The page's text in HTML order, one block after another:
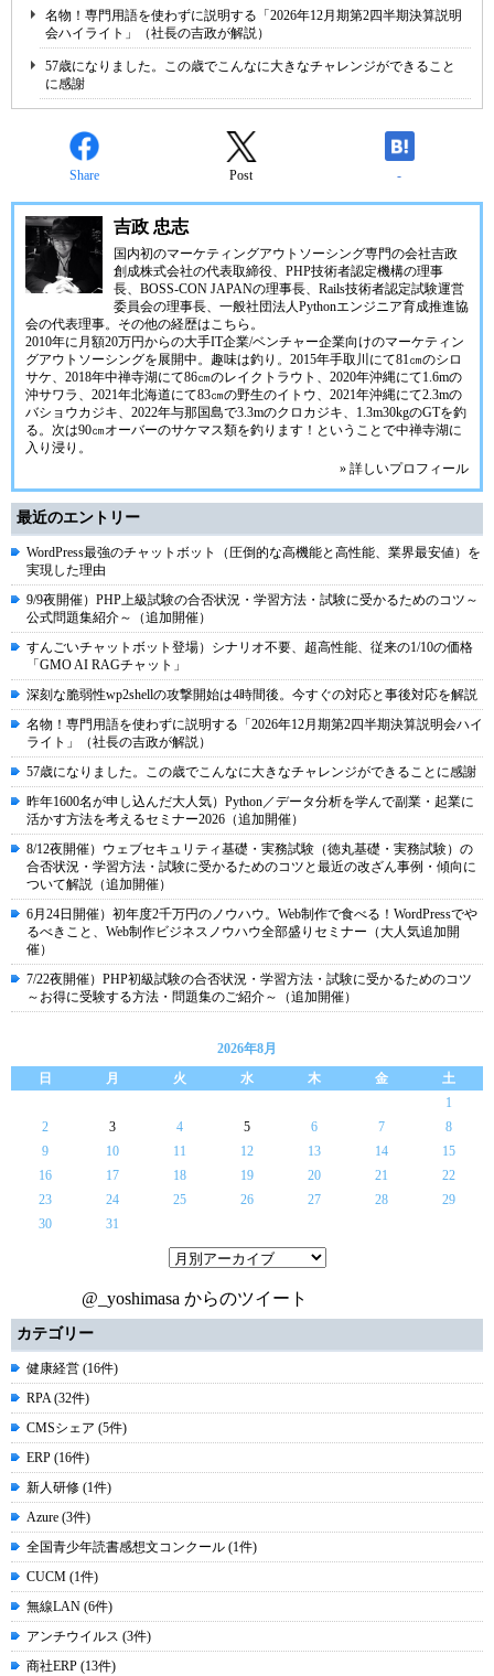
名物！専門用語を使わずに説明する「2026年12月期第2四半期決算説明
会ハイライト」（社長の吉政が解説）
57歳になりました。この歳でこんなに大きなチャレンジができること
に感謝
Share Post -
吉政 忠志
国内初のマーケティングアウトソーシング専門の会社吉政
創成株式会社の代表取締役、 PHP技術者認定機構の理事
長、 BOSS-CON JAPANの理事長、 Rails技術者認定試験運営
委員会の理事長、 一般社団法人Pythonエンジニア育成推進協
会の代表理事。その他の経歴はこちら 。
2010年に月額20万円からの大手IT企業/ベンチャー企業向けのマーケティン
グアウトソーシングを展開中。趣味は釣り。2015年手取川にて81㎝のシロ
サケ、2018年中禅寺湖にて86㎝のレイクトラウト、2020年沖縄にて1.6mの
沖サワラ、2021年北海道にて83㎝の野生のイトウ、2021年沖縄にて2.3mの
バショウカジキ、2022年与那国島で3.3mのクロカジキ、1.3m30kgのGTを釣
る。次は90㎝オーバーのサケマス類を釣ります！ということで中禅寺湖に
入り浸り。
» 詳しいプロフィール
最近のエントリー
WordPress最強のチャットボット（圧倒的な高機能と高性能、業界最安値）を
実現した理由
9/9夜開催）PHP上級試験の合否状況・学習方法・試験に受かるためのコツ～
公式問題集紹介～（追加開催）
すんごいチャットボット登場）シナリオ不要、超高性能、従来の1/10の価格
「GMO AI RAGチャット」
深刻な脆弱性wp2shellの攻撃開始は4時間後。今すぐの対応と事後対応を解説
名物！専門用語を使わずに説明する「2026年12月期第2四半期決算説明会ハイ
ライト」（社長の吉政が解説）
57歳になりました。この歳でこんなに大きなチャレンジができることに感謝
昨年1600名が申し込んだ大人気）Python／データ分析を学んで副業・起業に
活かす方法を考えるセミナー2026（追加開催）
8/12夜開催）ウェブセキュリティ基礎・実務試験（徳丸基礎・実務試験）の
合否状況・学習方法・試験に受かるためのコツと最近の改ざん事例・傾向に
ついて解説（追加開催）
6月24日開催）初年度2千万円のノウハウ。Web制作で食べる！WordPressでや
るべきこと、Web制作ビジネスノウハウ全部盛りセミナー（大人気追加開
催）
7/22夜開催）PHP初級試験の合否状況・学習方法・試験に受かるためのコツ
～お得に受験する方法・問題集のご紹介～（追加開催）
2026年8月
日
月 火 水 木 金
土
1
2
3 4 5 6 7
8
9
10 11 12 13 14
15
16
17 18 19 20 21
22
23
24 25 26 27 28
29
30
31
@_yoshimasa からのツイート
カテゴリー
健康経営 (16件)
RPA (32件)
CMSシェア (5件)
ERP (16件)
新人研修 (1件)
Azure (3件)
全国青少年読書感想文コンクール (1件)
CUCM (1件)
無線LAN (6件)
アンチウイルス (3件)
商社ERP (13件)